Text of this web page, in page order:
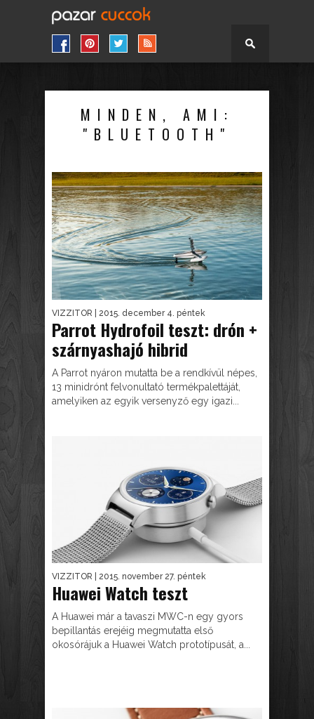
MINDEN, AMI:
"BLUETOOTH"
VIZZITOR | 2015. december 4. péntek
Parrot Hydrofoil teszt: drón +
szárnyashajó hibrid
A Parrot nyáron mutatta be a rendkívül népes,
13 minidrónt felvonultató termékpalettáját,
amelyiken az egyik versenyző egy igazi...
VIZZITOR | 2015. november 27. péntek
Huawei Watch teszt
A Huawei már a tavaszi MWC-n egy gyors
bepillantás erejéig megmutatta első
okosórájuk a Huawei Watch prototípusát, a...